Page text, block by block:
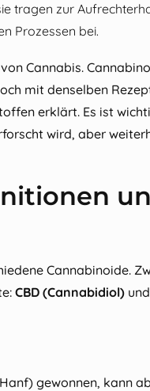
tragen zur
Prozessen bei.
Cannabis.
mit denselben
erklärt. Es ist
wird, aber
Cannabinoide.
CBD (Cannabidiol)
gewonnen, kann